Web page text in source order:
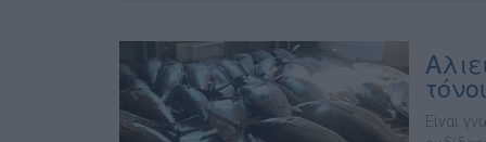
Είναι